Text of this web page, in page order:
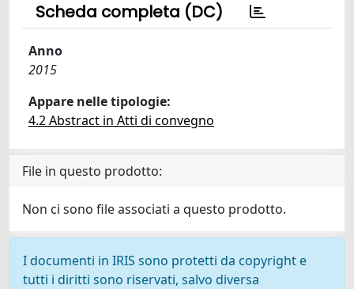
Scheda completa (DC)
Anno
2015
Appare nelle tipologie:
4.2 Abstract in Atti di convegno
File in questo prodotto:
Non ci sono file associati a questo prodotto.
I documenti in IRIS sono protetti da copyright e
tutti i diritti sono riservati, salvo diversa